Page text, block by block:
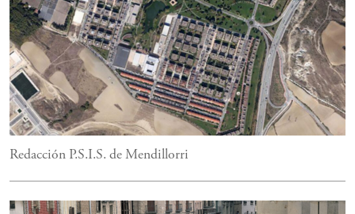
Redacción P.S.I.S. de Mendillorri